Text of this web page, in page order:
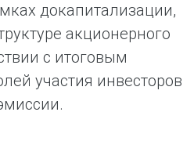
докапитализации,
акционерного
с итоговым
участия инвесторов